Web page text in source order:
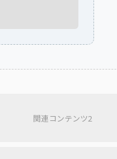
関連コンテンツ2